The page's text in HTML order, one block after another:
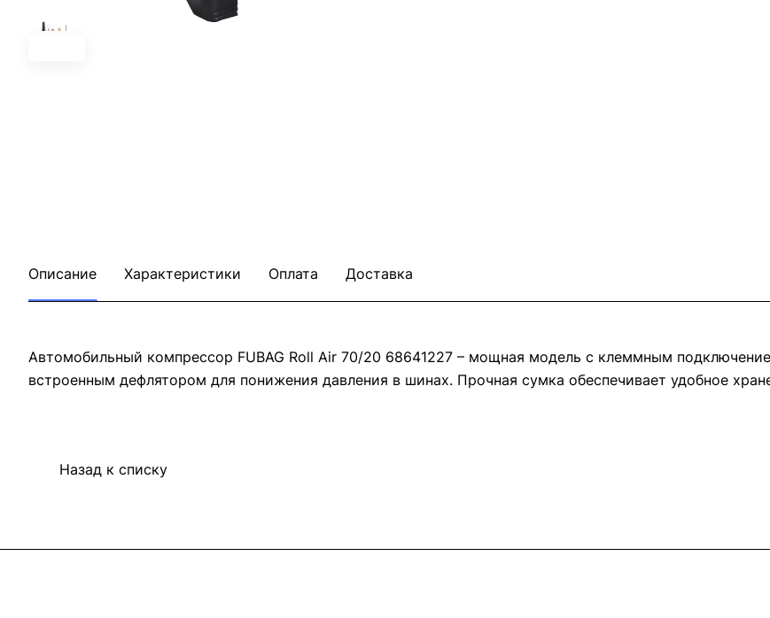
Описание Характеристики Оплата Доставка
Автомобильный компрессор FUBAG Roll Air 70/20 68641227 – мощная модель с клеммным
встроенным дефлятором для понижения давления в шинах. Прочная сумка обеспечивает удобное
Назад к списку